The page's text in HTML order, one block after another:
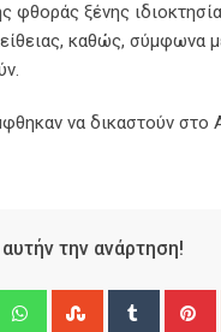
φθοράς ξένης
καθώς, σύμφωνα
να δικαστούν
την ανάρτηση!
WhatsappStumbleUpon
Tumblr